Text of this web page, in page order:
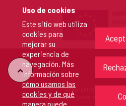
Uso de cookies
Este sitio web utiliza
cookies para
mejorar su
experiencia de
navegación. Más
información sobre
cómo usamos las
cookies y de qué
manera puede
en
nueva.
una
ventana
nueva.
"Volver
arriba"
Copyright 2026 - Junta de
Todos los derechos